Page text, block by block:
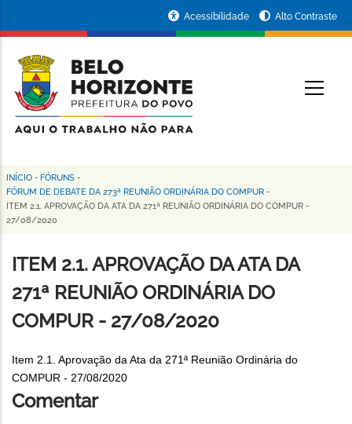
conteúdo
principal
da
Prefeitura
de
Horizonte
Acessibilidade Alto Contraste
Trilha
de
INÍCIO - FÓRUNS -
FÓRUM DE DEBATE DA 273ª REUNIÃO ORDINÁRIA DO COMPUR -
ITEM 2.1. APROVAÇÃO DA ATA DA 271ª REUNIÃO ORDINÁRIA DO COMPUR -
27/08/2020
ITEM 2.1. APROVAÇÃO DA ATA DA
271ª REUNIÃO ORDINÁRIA DO
COMPUR - 27/08/2020
Item 2.1. Aprovação da Ata da 271ª Reunião Ordinária do
COMPUR - 27/08/2020
Comentar